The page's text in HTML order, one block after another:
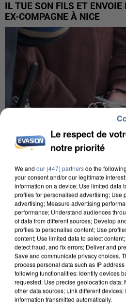
IL TUE SON FILS ET
EX-COMPAGNE À NICE
L’UN DES FONDATEURS
MAFIA INTERPELLÉ EN
Le respect de
notre priorité
We and our (447) partnersdo the
your consent and/or our legitimate
information on a device; Use limited data
profiles for personalised advertising; Use
advertising; Measure advertising
performance; Understand audiences
of data from different sources; Develop
profiles to personalise content; Use
content; Use limited data to select
detect fraud, and fix errors; Deliver and
Save and communicate privacy choices.
process personal data such as IP
following functionalities: Identify devices
requested; Use precise geolocation data;
other data sources; Link different
information transmitted automatically.